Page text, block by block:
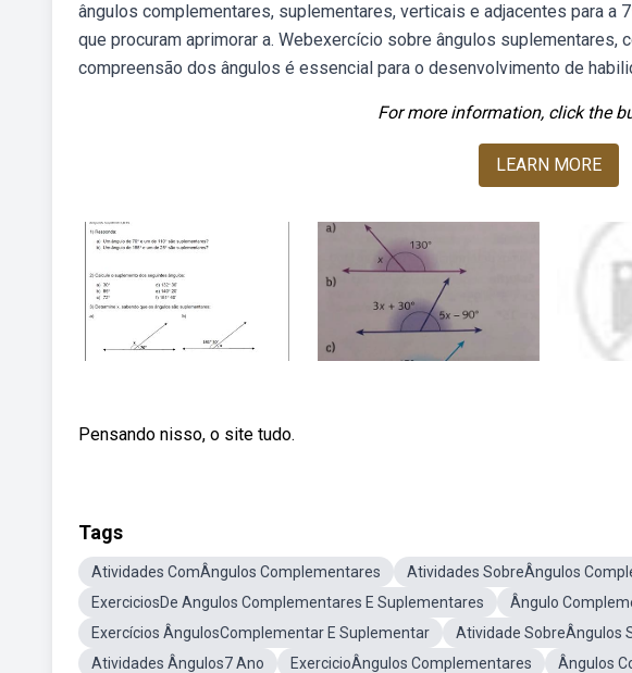
ângulos complementares, suplementares, verticais e adjacentes para
que procuram aprimorar a. Webexercício sobre ângulos suplementares,
compreensão dos ângulos é essencial para o desenvolvimento de
For more information, click the
LEARN MORE
Pensando nisso, o site tudo.
Tags
Atividades ComÂngulos Complementares
Atividades SobreÂngulos
ExerciciosDe Angulos Complementares E Suplementares
Ângulo
Exercícios ÂngulosComplementar E Suplementar
Atividade SobreÂngulos
Atividades Ângulos7 Ano
ExercicioÂngulos Complementares
Ângulos